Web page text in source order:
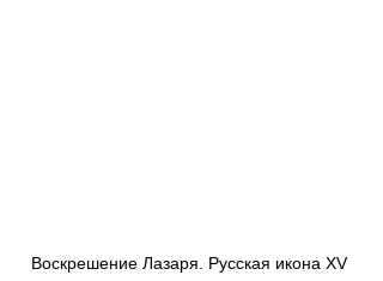
Воскрешение Лазаря. Русская икона XV